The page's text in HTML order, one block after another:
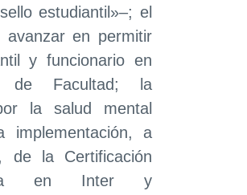
estudiantil»–; el
avanzar en permitir
y funcionario en
de Facultad; la
la salud mental
implementación, a
de la Certificación
en Inter y